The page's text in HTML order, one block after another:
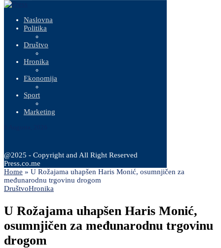
Naslovna
Politika
Društvo
Hronika
Ekonomija
Sport
Marketing
@2025 - Copyright and All Right Reserved
Press.co.me
Home » U Rožajama uhapšen Haris Monić, osumnjičen za
međunarodnu trgovinu drogom
DruštvoHronika
U Rožajama uhapšen Haris Monić,
osumnjičen za međunarodnu trgovinu
drogom